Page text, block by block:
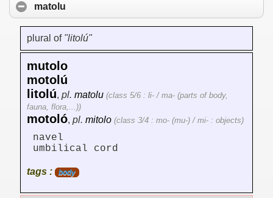
matolu
plural of "litolú"
mutolo
motolú
litolú, pl. matolu (class 5/6 : li- / ma- (parts of body,
fauna, flora,...))
motoló, pl. mitolo (class 3/4 : mo- (mu-) / mi- : objects)
navel
umbilical cord
tags : body